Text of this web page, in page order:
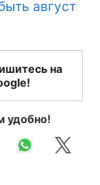
август
на
удобно!